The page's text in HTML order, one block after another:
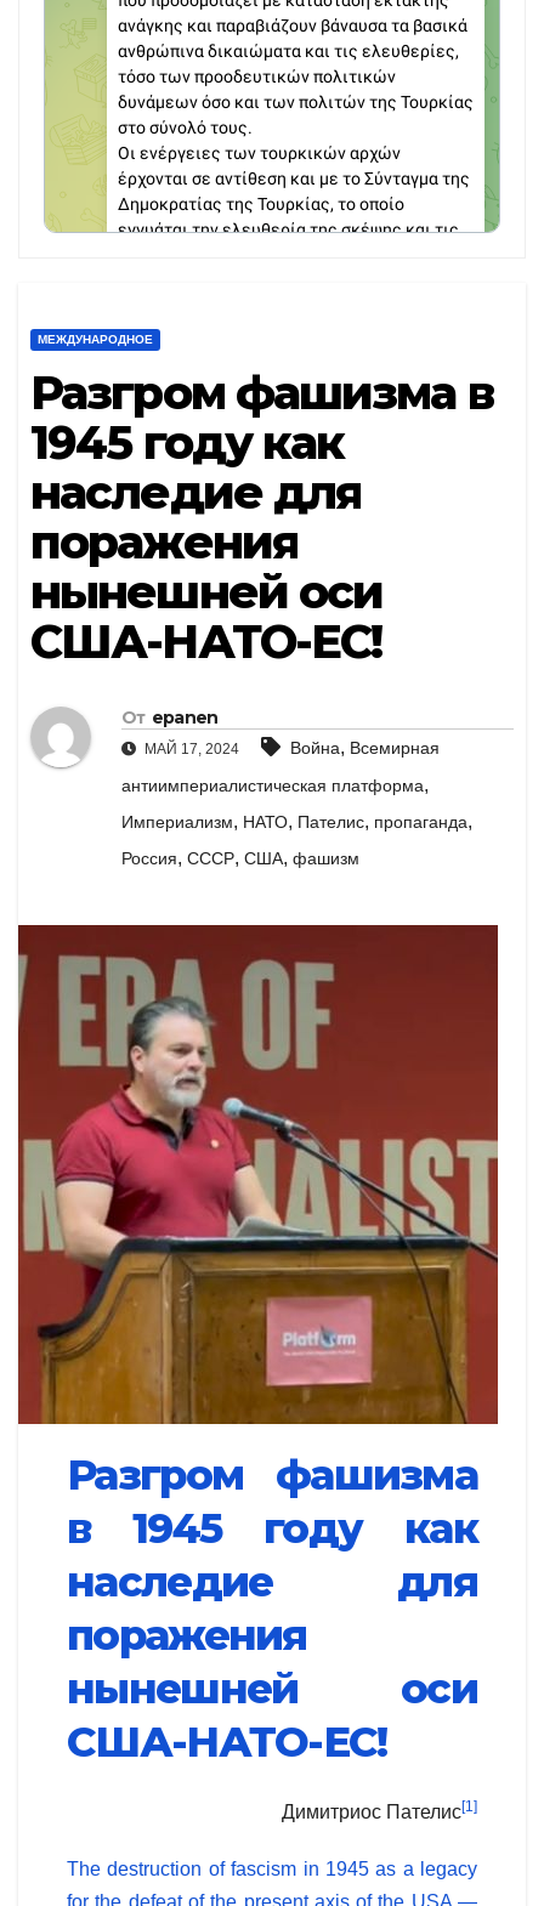
МЕЖДУНАРОДНОЕ
Разгром фашизма в
1945 году как
наследие для
поражения
нынешней оси
США-НАТО-ЕС!
От epanen
МАЙ 17, 2024 Война, Всемирная
антиимпериалистическая платформа,
Империализм, НАТО, Пателис, пропаганда,
Россия, СССР, США, фашизм
Разгром фашизма
в 1945 году как
наследие для
поражения
нынешней оси
США-НАТО-ЕС!
Димитриос Пателис[1]
The destruction of fascism in 1945 as a legacy
for the defeat of the present axis of the USA —